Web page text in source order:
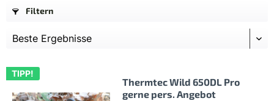
Filtern
TIPP!
Thermtec Wild 650DL Pro
gerne pers. Angebot